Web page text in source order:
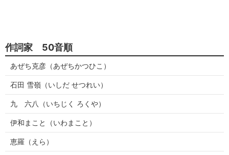
作詞家 50音順
あぜち克彦（あぜちかつひこ）
石田 雪嶺（いしだ せつれい）
九 六八（いちじく ろくや）
伊和まこと（いわまこと）
恵羅（えら）